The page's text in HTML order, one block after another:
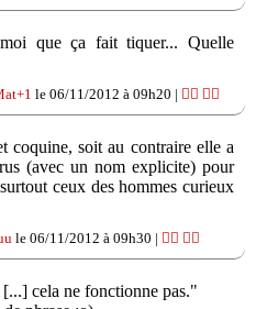
que ça fait tiquer... Quelle
le 06/11/2012 à 09h20 | 👍🏽 👎🏽
coquine, soit au contraire elle a
(avec un nom explicite) pour
ceux des hommes curieux
le 06/11/2012 à 09h30 | 👍🏽 👎🏽
cela ne fonctionne pas."